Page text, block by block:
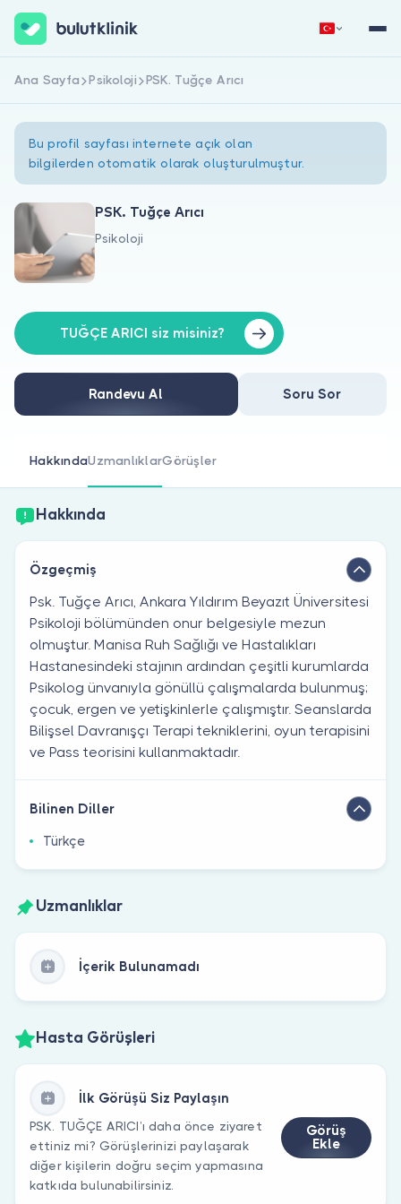
Hakkımızda
Doktorlar için
Doktor musunuz?
Hemen Kaydol
Ana Sayfa Psikoloji PSK. Tuğçe Arıcı
Bu profil sayfası internete açık olan
bilgilerden otomatik olarak oluşturulmuştur.
PSK. Tuğçe Arıcı
Psikoloji
TUĞÇE ARICI siz misiniz?
Randevu Al Soru Sor
HakkındaUzmanlıklarGörüşler
Hakkında
Özgeçmiş
Psk. Tuğçe Arıcı, Ankara Yıldırım Beyazıt Üniversitesi
Psikoloji bölümünden onur belgesiyle mezun
olmuştur. Manisa Ruh Sağlığı ve Hastalıkları
Hastanesindeki stajının ardından çeşitli kurumlarda
Psikolog ünvanıyla gönüllü çalışmalarda bulunmuş;
çocuk, ergen ve yetişkinlerle çalışmıştır. Seanslarda
Bilişsel Davranışçı Terapi tekniklerini, oyun terapisini
ve Pass teorisini kullanmaktadır.
Bilinen Diller
Türkçe
Uzmanlıklar
İçerik Bulunamadı
Hasta Görüşleri
İlk Görüşü Siz Paylaşın
PSK. TUĞÇE ARICI’ı daha önce ziyaret
ettiniz mi? Görüşlerinizi paylaşarak
diğer kişilerin doğru seçim yapmasına
katkıda bulunabilirsiniz.
Görüş
Ekle